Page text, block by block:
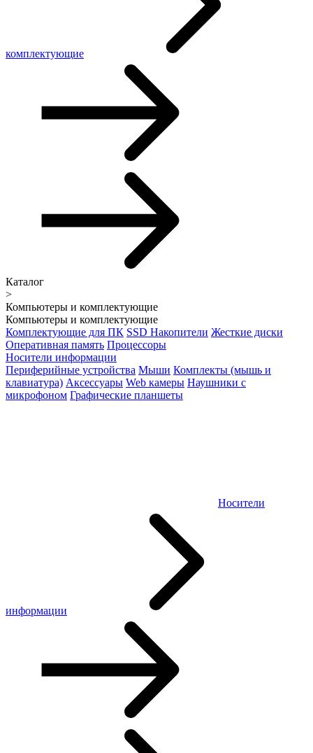
комплектующие
Каталог
>
Компьютеры и комплектующие
Компьютеры и комплектующие
Комплектующие для ПК SSD Накопители Жесткие диски
Оперативная память Процессоры
Носители информации
Периферийные устройства Мыши Комплекты (мышь и
клавиатура) Аксессуары Web камеры Наушники с
микрофоном Графические планшеты
Носители
информации